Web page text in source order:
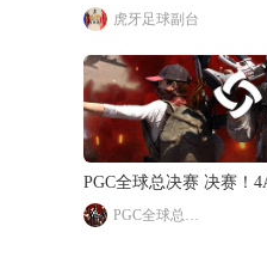
虎牙足球副台
PGC全球总决赛 决赛！
PGC全球总决赛